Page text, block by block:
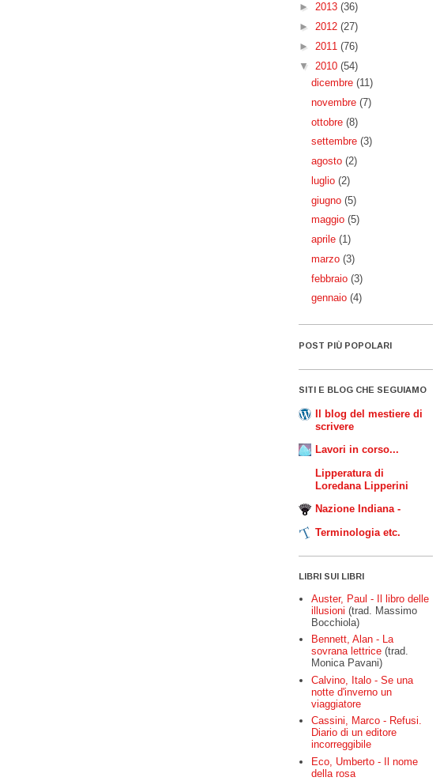
► 2013 (36)
► 2012 (27)
► 2011 (76)
▼ 2010 (54)
dicembre (11)
novembre (7)
ottobre (8)
settembre (3)
agosto (2)
luglio (2)
giugno (5)
maggio (5)
aprile (1)
marzo (3)
febbraio (3)
gennaio (4)
POST PIÙ POPOLARI
SITI E BLOG CHE SEGUIAMO
Il blog del mestiere di
scrivere
Lavori in corso...
Lipperatura di
Loredana Lipperini
Nazione Indiana -
Terminologia etc.
LIBRI SUI LIBRI
Auster, Paul - Il libro delle
illusioni (trad. Massimo
Bocchiola)
Bennett, Alan - La
sovrana lettrice (trad.
Monica Pavani)
Calvino, Italo - Se una
notte d'inverno un
viaggiatore
Cassini, Marco - Refusi.
Diario di un editore
incorreggibile
Eco, Umberto - Il nome
della rosa